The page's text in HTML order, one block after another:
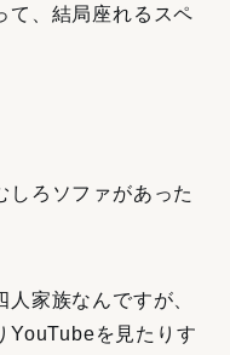
て、結局座れるスペ
しろソファがあった
家族なんですが、
YouTubeを見たりす